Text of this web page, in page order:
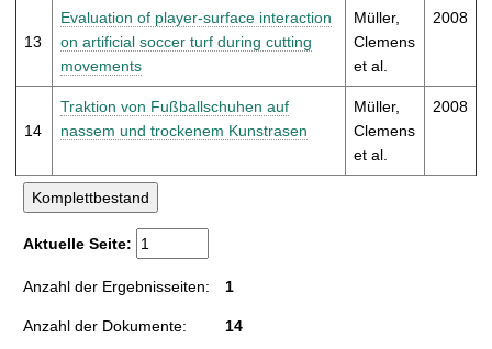
13
Evaluation of player-surface interaction
on artificial soccer turf during cutting
movements
Müller,
Clemens
et al.
2008
14
Traktion von Fußballschuhen auf
nassem und trockenem Kunstrasen
Müller,
Clemens
et al.
2008
Aktuelle Seite:
Anzahl der Ergebnisseiten: 1
Anzahl der Dokumente: 14